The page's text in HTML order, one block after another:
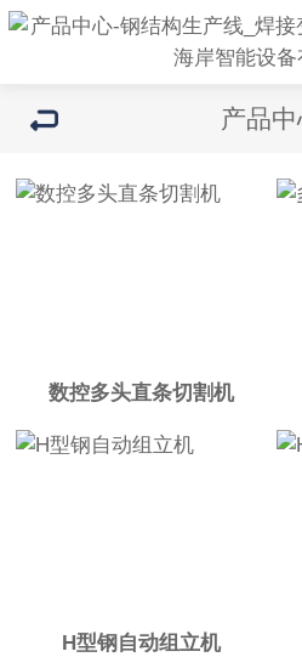
产品
数控多头直条切割机
H型钢自动组立机